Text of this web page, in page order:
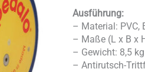
Ausführung:
– Material: PVC,
– Maße (L x B x
– Gewicht: 8,5 kg
– Antirutsch-